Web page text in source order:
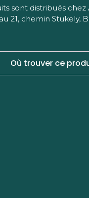
sont distribués
21, chemin Stukely,
Où trouver ce